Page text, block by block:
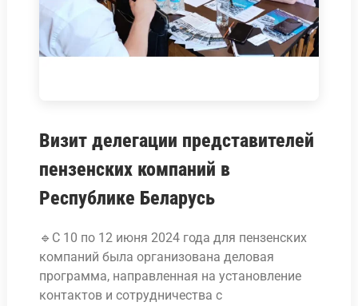
Визит делегации представителей
пензенских компаний в
Республике Беларусь
🔹С 10 по 12 июня 2024 года для пензенских
компаний была организована деловая
программа, направленная на установление
контактов и сотрудничества с